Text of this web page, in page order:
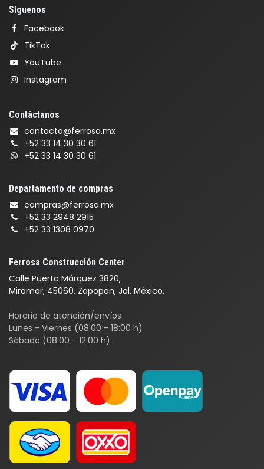
Ferrosa Construcción Center
Calle Puerto Márquez 3820,
Miramar, 45060, Zapopan, Jal. México.
Horario de atención/envíos
Lunes - Viernes (08:00 - 18:00 h)
Sábado (08:00 - 12:00 h)
Síguenos
Facebook
TikTok
YouTube
Instagram
Contáctanos
contacto@ferrosa.mx
+52 33 14 30 30 61
+52 33 14 30 30 61
Departamento de compras
compras@ferrosa.mx
+52 33 2948 2915
+52 33 1308 0970